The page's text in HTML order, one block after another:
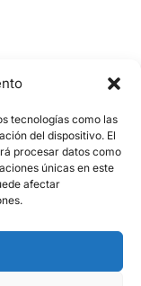
tecnologías como las
del dispositivo. El
procesar datos como
únicas en este
afectar
111 36330